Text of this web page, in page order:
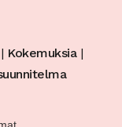
Kokemuksia|